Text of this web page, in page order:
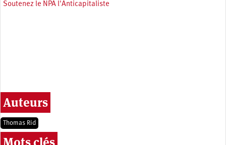
Soutenez le NPA l'Anticapitaliste
Auteurs
Thomas Rid